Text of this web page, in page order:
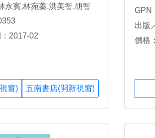
永賓,林宛蓁,洪美智,胡智
,傅秋田,傅瓊慧,楊惠如,羅
雅欒,劉心縵,謝文煒,何孟
,陳勇州,陳思緯,謝奇芳
2017-02
窗) 五南書店(開新視窗)
GPN
出版
價格